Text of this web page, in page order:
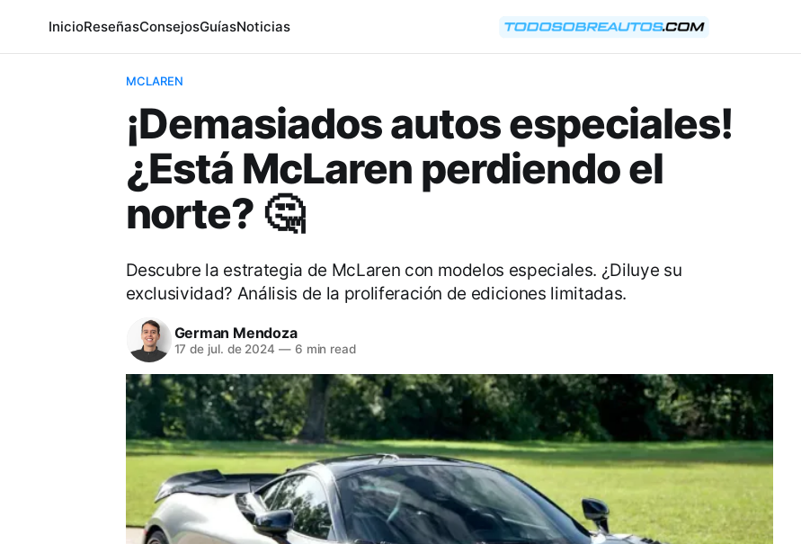
InicioReseñasConsejosGuíasNoticias
MCLAREN
¡Demasiados autos especiales!
¿Está McLaren perdiendo el
norte? 🤔
Descubre la estrategia de McLaren con modelos especiales. ¿Diluye su
exclusividad? Análisis de la proliferación de ediciones limitadas.
German Mendoza
17 de jul. de 2024 —6 min read